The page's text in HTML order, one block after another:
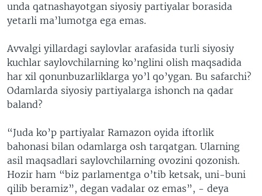
unda qatnashayotgan siyosiy partiyalar borasida
yetarli ma’lumotga ega emas.
Avvalgi yillardagi saylovlar arafasida turli siyosiy
kuchlar saylovchilarning ko’nglini olish maqsadida
har xil qonunbuzarliklarga yo’l qo’ygan. Bu safarchi?
Odamlarda siyosiy partiyalarga ishonch na qadar
baland?
“Juda ko’p partiyalar Ramazon oyida iftorlik
bahonasi bilan odamlarga osh tarqatgan. Ularning
asil maqsadlari saylovchilarning ovozini qozonish.
Hozir ham “biz parlamentga o’tib ketsak, uni-buni
qilib beramiz”, degan vadalar oz emas”, - deya